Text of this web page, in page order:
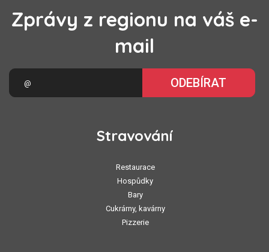
Zprávy z regionu na váš e-
mail
ODEBÍRAT
Stravování
Restaurace
Hospůdky
Bary
Cukrárny, kavárny
Pizzerie